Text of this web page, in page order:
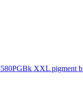
XXL pigment